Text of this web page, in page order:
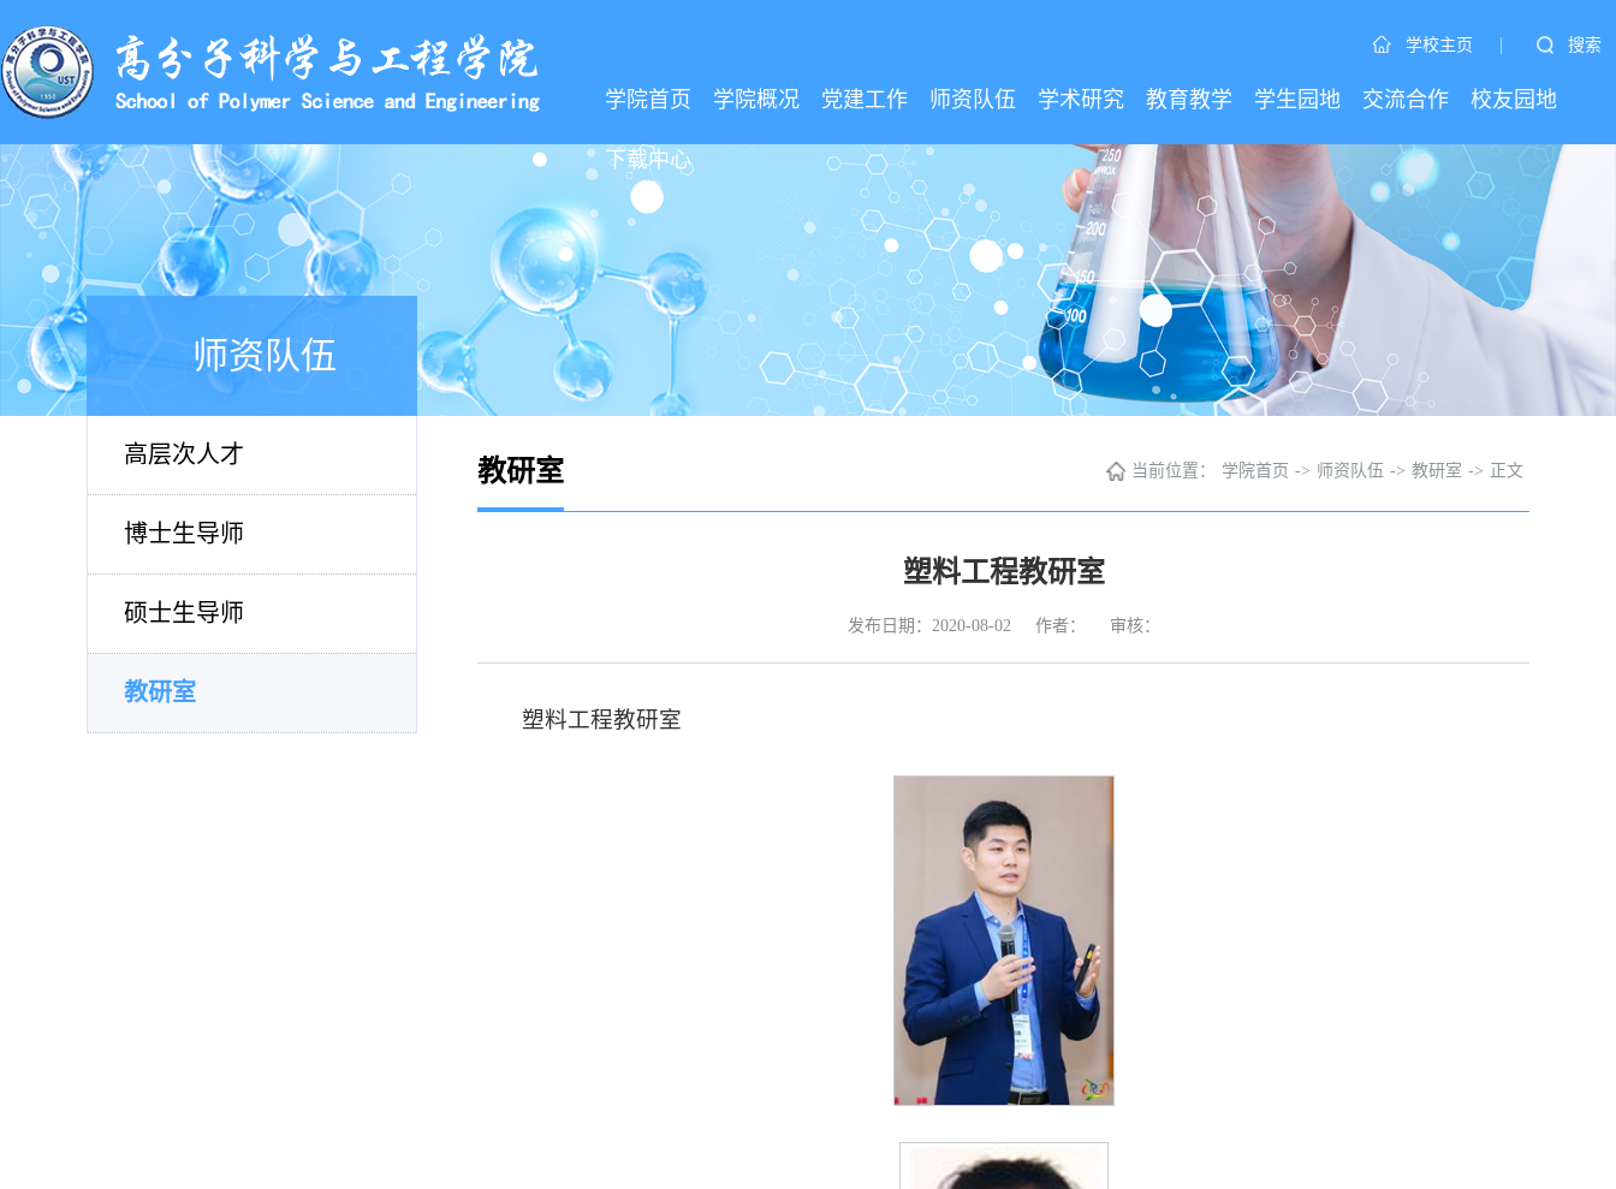
学校主页 | 搜索
学院首页 学院概况 党建工作 师资队伍 学术研究 教育教学 学生园地 交流合作 校友园地
下载中心
师资队伍
高层次人才
博士生导师
硕士生导师
教研室
教研室 当前位置： 学院首页 -> 师资队伍 -> 教研室 -> 正文
塑料工程教研室
发布日期：2020-08-02 作者： 审核：
塑料工程教研室